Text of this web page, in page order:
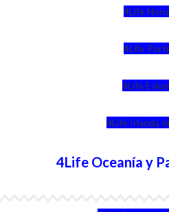
4Life
4Life
4Life
4Life Irlanda
4Life Oceanía y